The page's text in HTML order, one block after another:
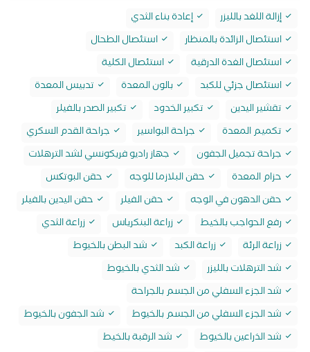
إزالة اللغد بالليزر
إعادة بناء الثدي
استئصال الزائدة بالمنظار
استئصال الطحال
استئصال الغدة الدرقية
استئصال الكلية
استئصال جزئي للكبد
بالون المعدة
تدبيس المعدة
تقشير اليدين
تكبير الخدود
تكبير الصدر بالفيلر
تكميم المعدة
جراحة البواسير
جراحة القدم السكري
جراحة تجميل الجفون
جهاز راديو فريكونسي لشد الترهلات
حزام المعدة
حقن البلازما للوجه
حقن البوتکس
حقن الدهون في الوجه
حقن الفيلر
حقن اليدين بالفيلر
رفع الحواجب بالخيط
زراعة البنكرياس
زراعة الثدي
زراعة الرئة
زراعة الكبد
شد البطن بالخيوط
شد الترهلات بالليزر
شد الثدي بالخيوط
شد الجزء السفلي من الجسم بالجراحة
شد الجزء السفلي من الجسم بالخيوط
شد الجفون بالخيوط
شد الذراعين بالخيوط
شد الرقبة بالخيط